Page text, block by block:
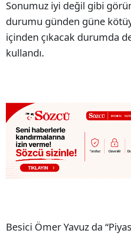
Sonumuz iyi değil gibi
durumu günden güne
içinden çıkacak durumda
kullandı.
Besici Ömer Yavuz da